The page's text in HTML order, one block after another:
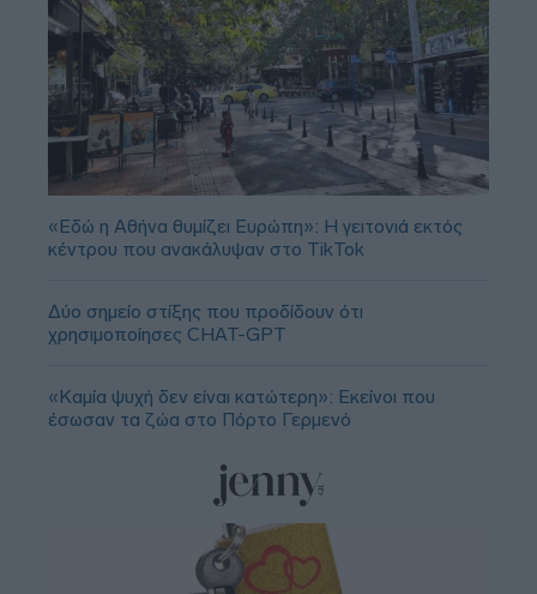
«Εδώ η Αθήνα θυμίζει Ευρώπη»: H γειτονιά εκτός
κέντρου που ανακάλυψαν στο TikTok
Δύο σημείο στίξης που προδίδουν ότι
χρησιμοποίησες CHAT-GPT
«Καμία ψυχή δεν είναι κατώτερη»: Εκείνοι που
έσωσαν τα ζώα στο Πόρτο Γερμενό